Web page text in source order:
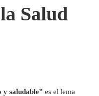
Salud
saludable” es el lema